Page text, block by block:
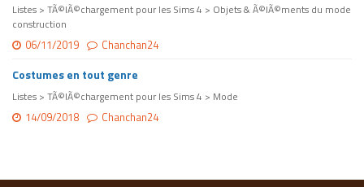
Listes > TÃ©lÃ©chargement pour les Sims 4 > Objets & Ã©lÃ©ments du mode
construction
06/11/2019 Chanchan24
Costumes en tout genre
Listes > TÃ©lÃ©chargement pour les Sims 4 > Mode
14/09/2018 Chanchan24